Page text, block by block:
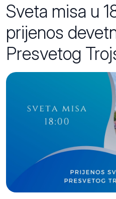
Sveta misa u
prijenos
Presvetog